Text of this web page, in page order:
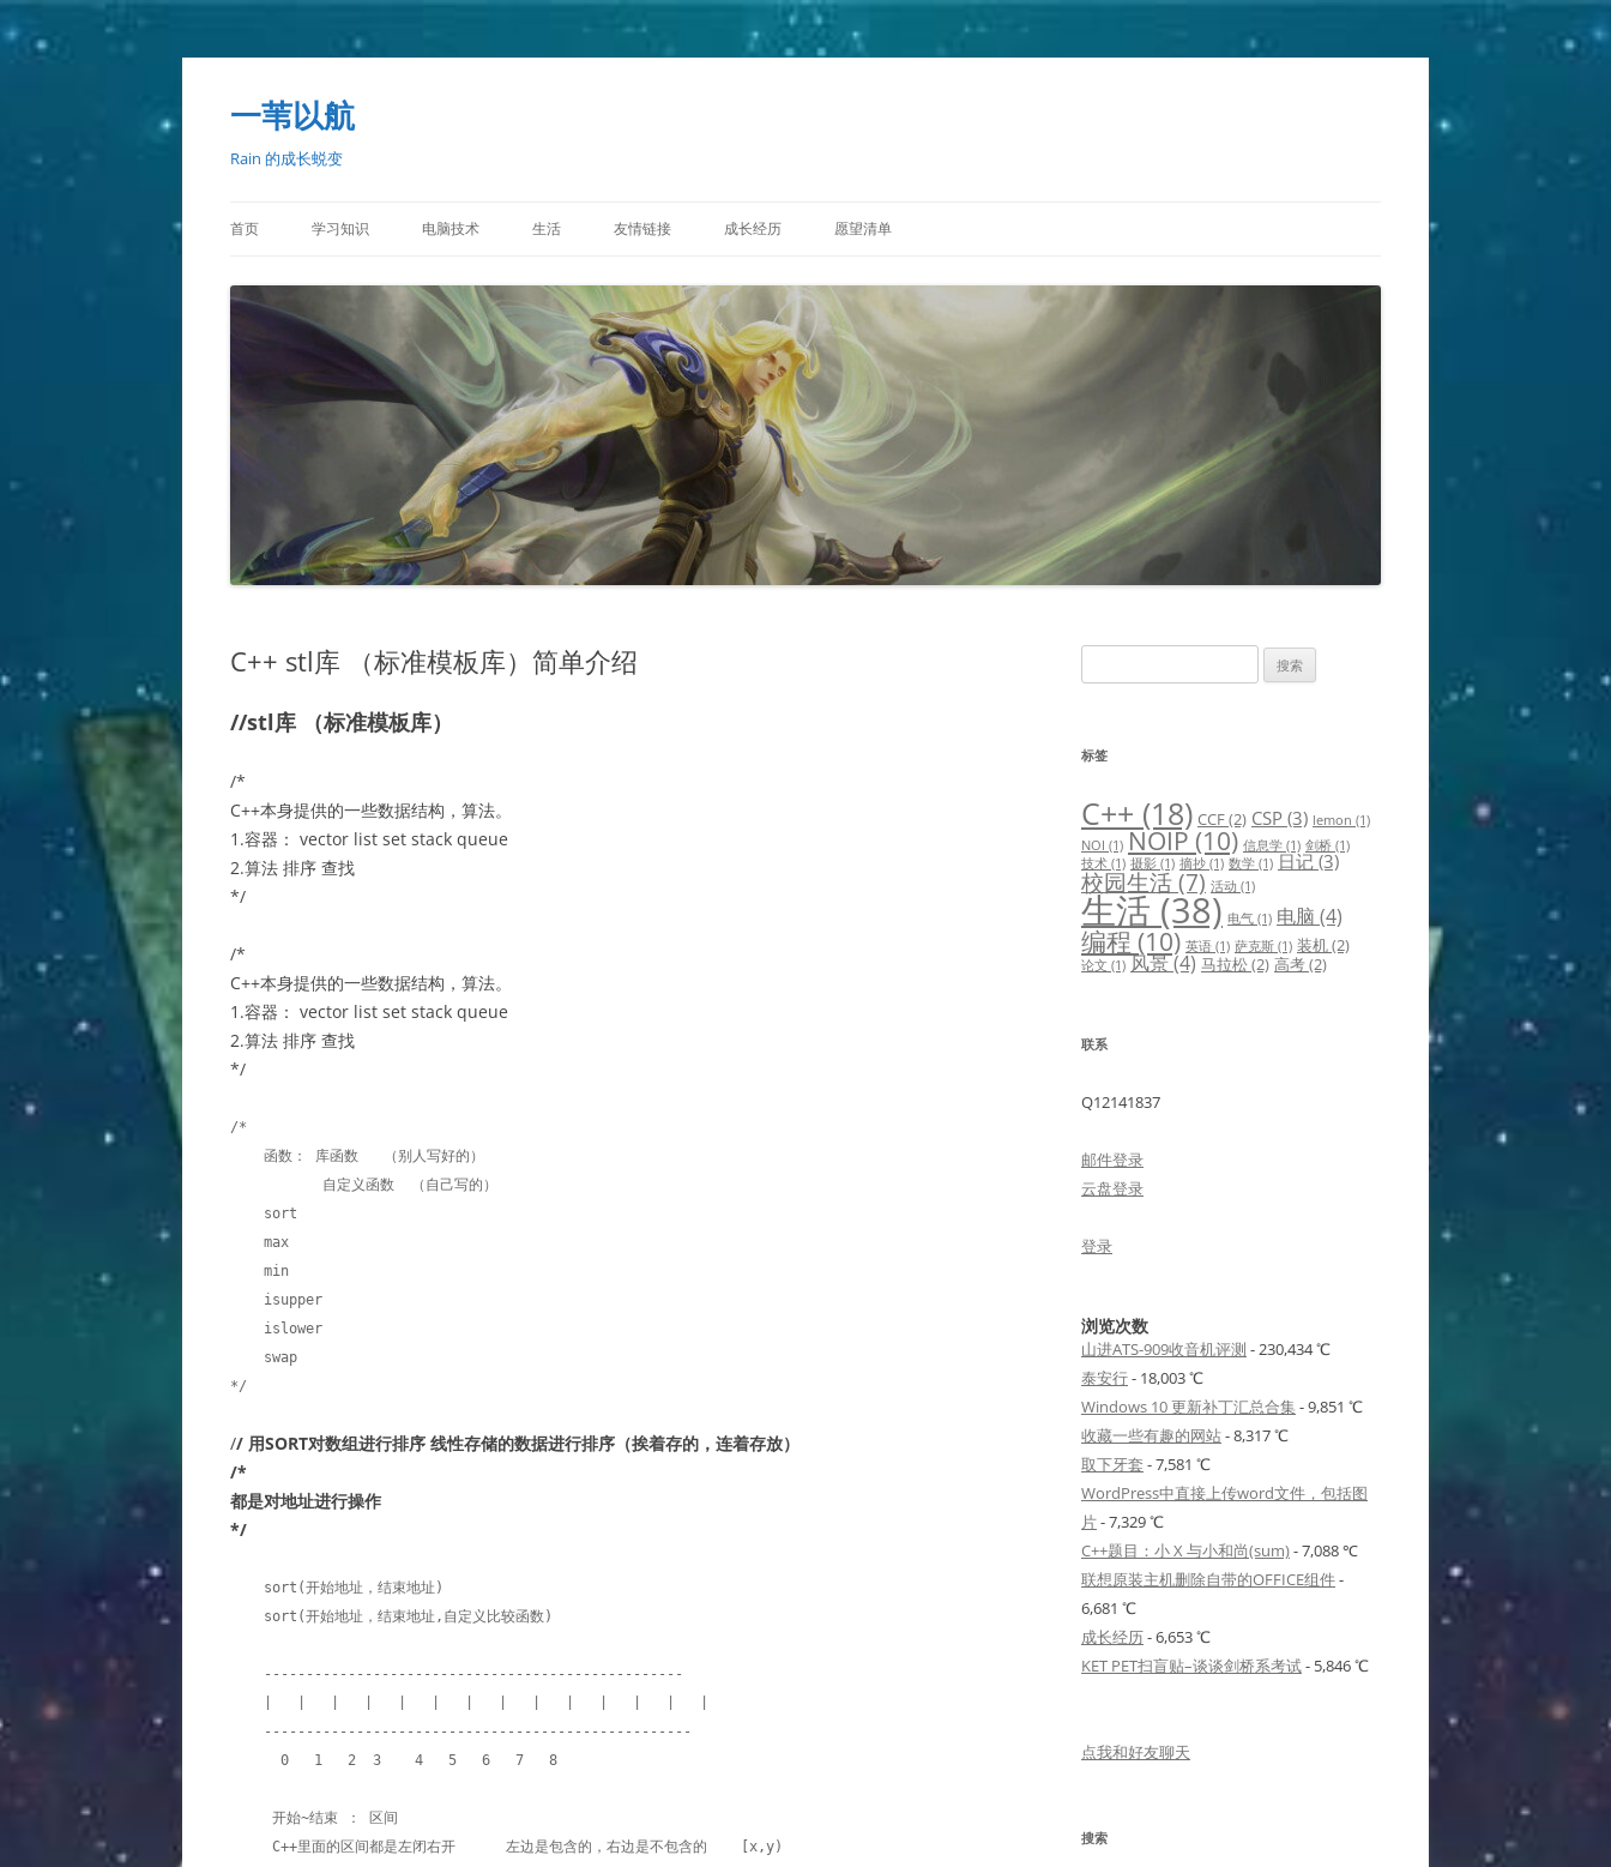
一苇以航
Rain 的成长蜕变
首页 学习知识 电脑技术 生活 友情链接 成长经历 愿望清单
C++ stl库 （标准模板库）简单介绍
//stl库 （标准模板库）
/*
C++本身提供的一些数据结构，算法。
1.容器： vector list set stack queue
2.算法 排序 查找
*/
/*
C++本身提供的一些数据结构，算法。
1.容器： vector list set stack queue
2.算法 排序 查找
*/
/*
*/
// 用SORT对数组进行排序 线性存储的数据进行排序（挨着存的，连着存放）
/*
都是对地址进行操作
*/
索：
标签
C++ (18) CCF(2) CSP (3) lemon (1)
NOI (1) NOIP(10) 信息学 (1) 剑桥 (1)
技术 (1) 摄影 (1) 摘抄 (1) 数学 (1) 日记(3)
校园生活(7) 活动 (1)
生活(38) 电气 (1) 电脑 (4)
编程(10) 英语 (1) 萨克斯 (1) 装机(2)
论文 (1) 风景(4) 马拉松(2) 高考(2)
联系
Q12141837
邮件登录
云盘登录
登录
浏览次数
山进ATS-909收音机评测 - 230,434 ℃
泰安行- 18,003 ℃
Windows 10 更新补丁汇总合集 - 9,851 ℃
收藏一些有趣的网站- 8,317 ℃
取下牙套 - 7,581 ℃
WordPress中直接上传word文件，包括图
片- 7,329 ℃
C++题目：小 X 与小和尚(sum)- 7,088 ℃
联想原装主机删除自带的OFFICE组件-
6,681 ℃
成长经历- 6,653 ℃
KET PET扫盲贴–谈谈剑桥系考试 - 5,846 ℃
点我和好友聊天
搜索